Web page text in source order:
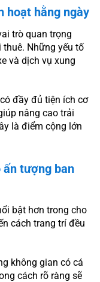
hoạt hằng ngày
trò quan trọng
Những yếu tố
và dịch vụ xung
đầy đủ tiện ích cơ
nâng cao trải
là điểm cộng lớn
ấn tượng ban
bật hơn trong cho
cách trang trí đều
không gian có cá
cách rõ ràng sẽ